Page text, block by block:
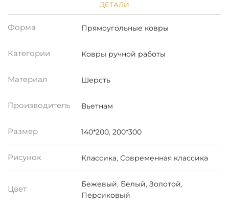
ДЕТАЛИ
Форма Прямоугольные ковры
Категории Ковры ручной работы
Материал Шерсть
Производитель Вьетнам
Размер 140*200, 200*300
Рисунок Классика, Современная классика
Цвет
Бежевый, Белый, Золотой,
Персиковый